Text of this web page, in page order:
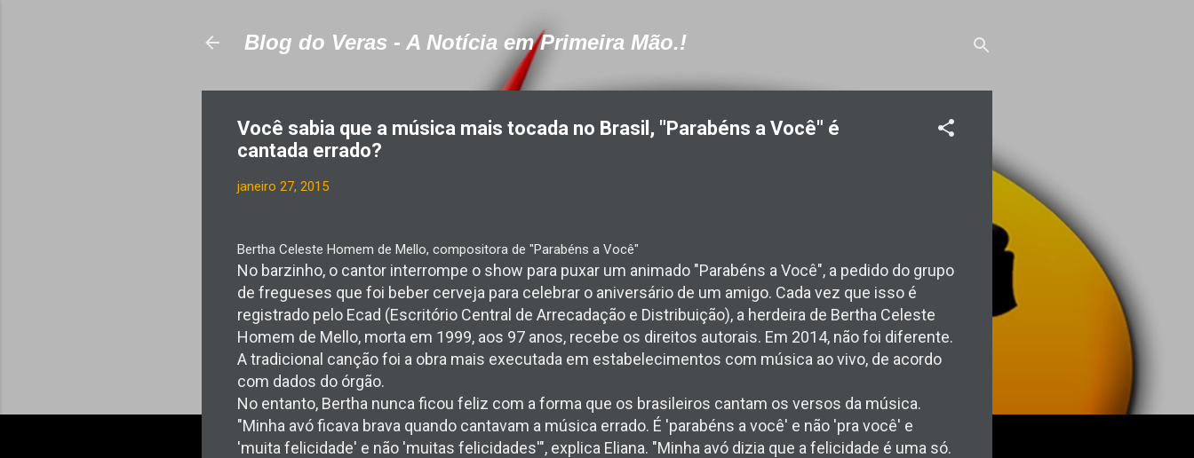
Blog do Veras - A Notícia em Primeira Mão.!
Você sabia que a música mais tocada no Brasil, "Parabéns a Você" é
cantada errado?
janeiro 27, 2015
Bertha Celeste Homem de Mello, compositora de "Parabéns a Você"
No barzinho, o cantor interrompe o show para puxar um animado "Parabéns a Você", a pedido do grupo
de fregueses que foi beber cerveja para celebrar o aniversário de um amigo. Cada vez que isso é
registrado pelo Ecad (Escritório Central de Arrecadação e Distribuição), a herdeira de Bertha Celeste
Homem de Mello, morta em 1999, aos 97 anos, recebe os direitos autorais. Em 2014, não foi diferente.
A tradicional canção foi a obra mais executada em estabelecimentos com música ao vivo, de acordo
com dados do órgão.
No entanto, Bertha nunca ficou feliz com a forma que os brasileiros cantam os versos da música.
"Minha avó ficava brava quando cantavam a música errado. É 'parabéns a você' e não 'pra você' e
'muita felicidade' e não 'muitas felicidades'", explica Eliana. "Minha avó dizia que a felicidade é uma só.